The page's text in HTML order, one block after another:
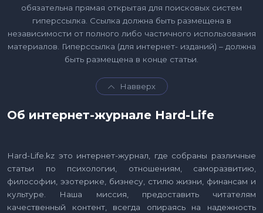
обязательна прямая открытая для поисковых систем
гиперссылка. Ссылка должна быть размещена в
независимости от полного либо частичного использования
материалов. Гиперссылка (для интернет- изданий) – должна
быть размещена в конце статьи.
Навверх
Об интернет-журнале Hard-Life
Hard-Life.kz это интернет-журнал, где собраны различные
статьи по психологии, отношениям, саморазвитию,
философии, эзотерике, бизнесу, стилю жизни, финансам и
культуре. Наша миссия, предоставить читателям
качественный контент, всегда опираясь на надежность